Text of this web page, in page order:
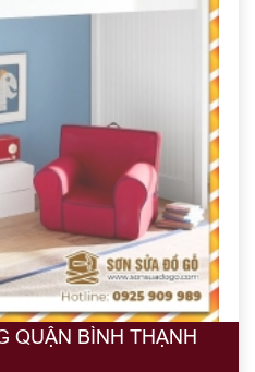
QUẬN BÌNH THẠNH